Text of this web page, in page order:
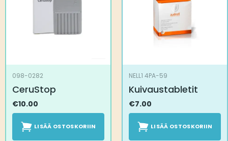
098-0282
CeruStop
€10.00
LISÄÄ OSTOSKORIIN
NELL1 4PA-59
Kuivaustabletit
€7.00
LISÄÄ OSTOSKORIIN